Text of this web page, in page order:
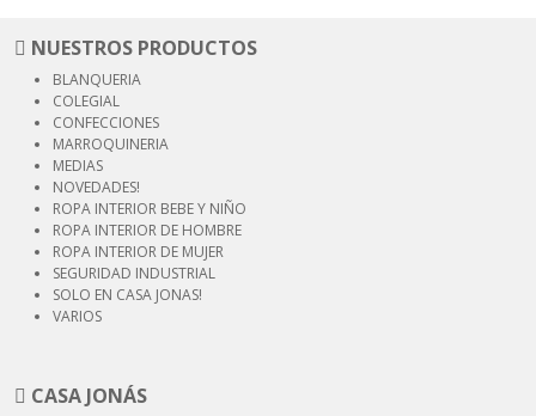
NUESTROS PRODUCTOS
BLANQUERIA
COLEGIAL
CONFECCIONES
MARROQUINERIA
MEDIAS
NOVEDADES!
ROPA INTERIOR BEBE Y NIÑO
ROPA INTERIOR DE HOMBRE
ROPA INTERIOR DE MUJER
SEGURIDAD INDUSTRIAL
SOLO EN CASA JONAS!
VARIOS
CASA JONÁS